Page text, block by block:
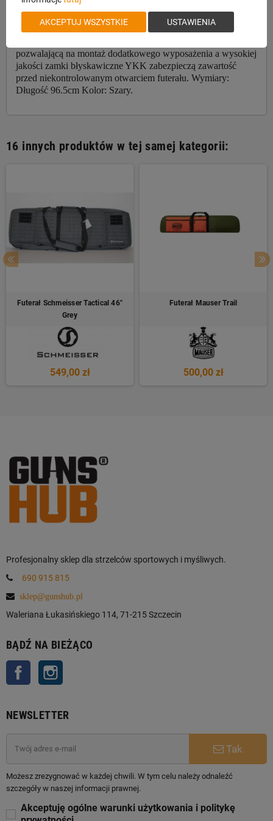
podczas transportu a wewnętrzny regulowany system
mocowania zapewni stabilność broni podczas transportu i
zabezpieczy przed poruszaniem się we wnętrzu futerału.
pozwalającą na montaż dodatkowego wyposażenia a wysokiej
jakości zamki błyskawiczne YKK zabezpieczą zawartość
przed niekontrolowanym otwarciem futerału. Wymiary:
Długość 96.5cm Kolor: Szary.
16 innych produktów w tej samej kategorii:
Futerał Schmeisser Tactical 46"
Grey
549,00 zł
Futerał Mauser Trail
500,00 zł
Profesjonalny sklep dla strzelców sportowych i myśliwych.
690 915 815
sklep@gunshub.pl
Waleriana Łukasińskiego 114, 71-215 Szczecin
BĄDŹ NA BIEŻĄCO
Facebook
NEWSLETTER
Tak
Możesz zrezygnować w każdej chwili. W tym celu należy odnaleźć
szczegóły w naszej informacji prawnej.
Akceptuję ogólne warunki użytkowania i politykę
AKCEPTUJ WSZYSTKIE USTAWIENIA